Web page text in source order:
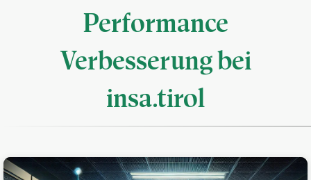
Performance
Verbesserung bei
insa.tirol